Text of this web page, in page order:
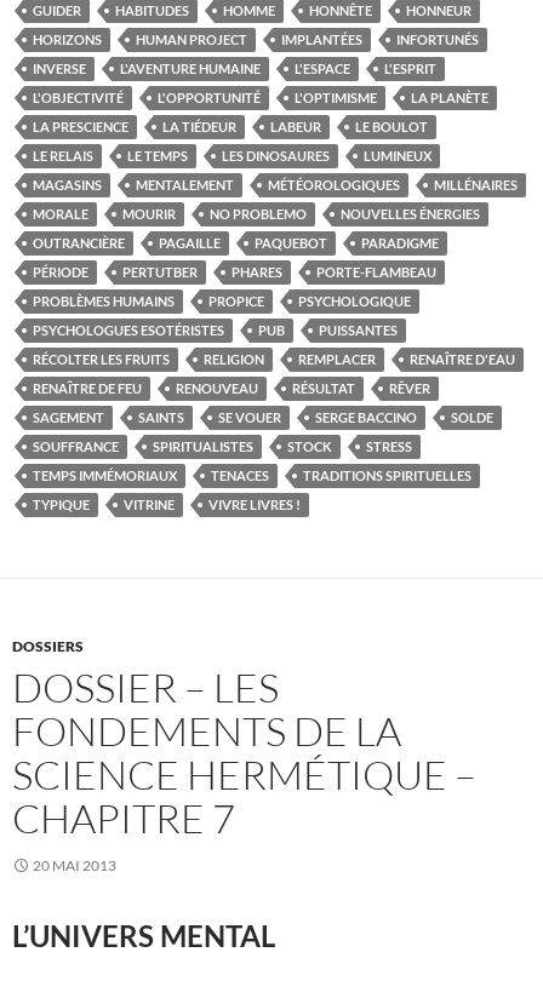
GUIDER
HABITUDES HOMME HONNÊTE
HONNEUR
HORIZONS
HUMAN PROJECT IMPLANTÉES
INFORTUNÉS
INVERSE
L'AVENTURE HUMAINE L'ESPACE
L'ESPRIT
L'OBJECTIVITÉ
L'OPPORTUNITÉ L'OPTIMISME
LA PLANÈTE
LA PRESCIENCE
LA TIÉDEUR LABEUR
LE BOULOT
LE RELAIS
LE TEMPS LES DINOSAURES
LUMINEUX
MAGASINS
MENTALEMENT MÉTÉOROLOGIQUES
MILLÉNAIRES
MORALE
MOURIR NO PROBLEMO
NOUVELLES ÉNERGIES
OUTRANCIÈRE
PAGAILLE PAQUEBOT
PARADIGME
PÉRIODE
PERTUTBER PHARES
PORTE-FLAMBEAU
PROBLÈMES HUMAINS
PROPICE
PSYCHOLOGIQUE
PSYCHOLOGUES ESOTÉRISTES
PUB
PUISSANTES
RÉCOLTER LES FRUITS
RELIGION REMPLACER
RENAÎTRE D'EAU
RENAÎTRE DE FEU
RENOUVEAU RÉSULTAT
RÊVER
SAGEMENT
SAINTS SE VOUER SERGE BACCINO
SOLDE
SOUFFRANCE
SPIRITUALISTES STOCK
STRESS
TEMPS IMMÉMORIAUX
TENACES
TRADITIONS SPIRITUELLES
TYPIQUE
VITRINE VIVRE LIVRES !
DOSSIERS
DOSSIER – LES
FONDEMENTS DE LA
SCIENCE HERMÉTIQUE –
CHAPITRE 7
20 MAI 2013
L’UNIVERS MENTAL